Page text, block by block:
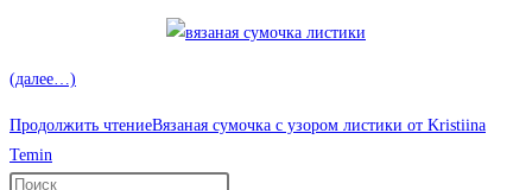
(далее…)
Продолжить чтениеВязаная сумочка с узором листики от Kristiina
Temin